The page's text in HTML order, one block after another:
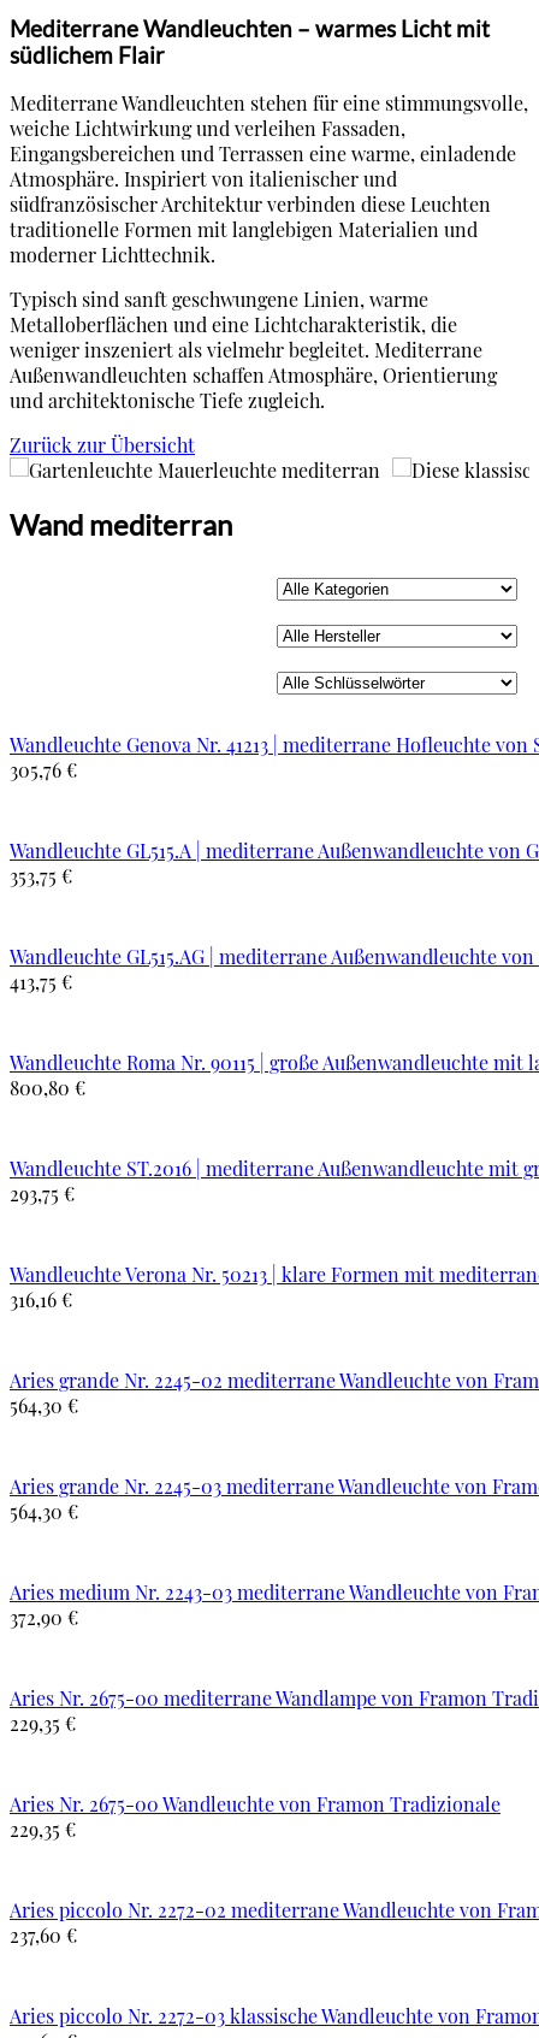
Mediterrane Wandleuchten – warmes Licht mit
südlichem Flair
Mediterrane Wandleuchten stehen für eine stimmungsvolle,
weiche Lichtwirkung und verleihen Fassaden,
Eingangsbereichen und Terrassen eine warme, einladende
Atmosphäre. Inspiriert von italienischer und
südfranzösischer Architektur verbinden diese Leuchten
traditionelle Formen mit langlebigen Materialien und
moderner Lichttechnik.
Typisch sind sanft geschwungene Linien, warme
Metalloberflächen und eine Lichtcharakteristik, die
weniger inszeniert als vielmehr begleitet. Mediterrane
Außenwandleuchten schaffen Atmosphäre, Orientierung
und architektonische Tiefe zugleich.
Zurück zur Übersicht
Wand mediterran
Wandleuchte Genova Nr. 41213 | mediterrane Hofleuchte von
305,76 €
Wandleuchte GL515.A | mediterrane Außenwandleuchte von
353,75 €
Wandleuchte GL515.AG | mediterrane Außenwandleuchte
413,75 €
Wandleuchte Roma Nr. 90115 | große Außenwandleuchte mit
800,80 €
Wandleuchte ST.2016 | mediterrane Außenwandleuchte mit
293,75 €
Wandleuchte Verona Nr. 50213 | klare Formen mit
316,16 €
Aries grande Nr. 2245-02 mediterrane Wandleuchte von
564,30 €
Aries grande Nr. 2245-03 mediterrane Wandleuchte von
564,30 €
Aries medium Nr. 2243-03 mediterrane Wandleuchte von
372,90 €
Aries Nr. 2675-00 mediterrane Wandlampe von Framon
229,35 €
Aries Nr. 2675-00 Wandleuchte von Framon Tradizionale
229,35 €
Aries piccolo Nr. 2272-02 mediterrane Wandleuchte von
237,60 €
Aries piccolo Nr. 2272-03 klassische Wandleuchte von